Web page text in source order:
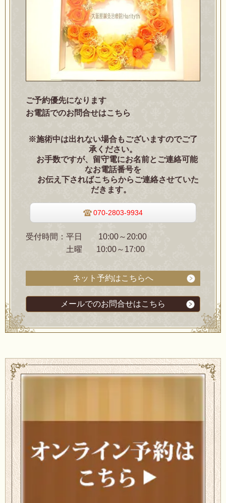
ご予約優先になります
お電話でのお問合せはこちら
※施術中は出れない場合もございますのでご了
承ください。
お手数ですが、留守電にお名前とご連絡可能
なお電話番号を
お伝え下さればこちらからご連絡させていた
だきます。
070-2803-9934
受付時間：平日 10:00～20:00
土曜 10:00～17:00
ネット予約はこちらへ
メールでのお問合せはこちら